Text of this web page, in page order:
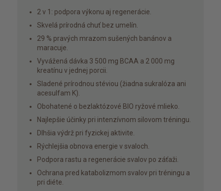
2 v 1: podpora výkonu aj regenerácie.
Skvelá prírodná chuť bez umelín.
29 % pravých mrazom sušených banánov a
maracuje.
Vyvážená dávka 3 500 mg BCAA a 2 000 mg
kreatínu v jednej porcii.
Sladené prírodnou stéviou (žiadna sukralóza ani
acesulfam K).
Obohatené o bezlaktózové BIO ryžové mlieko.
Najlepšie účinky pri intenzívnom silovom tréningu.
Dlhšia výdrž pri fyzickej aktivite.
Rýchlejšia obnova energie v svaloch.
Podpora rastu a regenerácie svalov po záťaži.
Ochrana pred katabolizmom svalov pri tréningu a
pri diéte.